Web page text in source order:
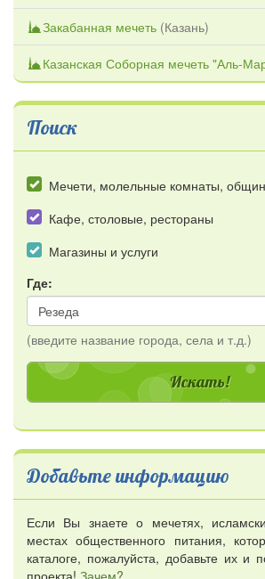
Закабанная мечеть (Казань)
Казанская Соборная мечеть "Аль-
Поиск
Мечети, молельные комнаты,
Кафе, столовые, рестораны
Магазины и услуги
Где:
(введите название города, села и т.д.)
Добавьте информацию
Если Вы знаете о мечетях,
местах общественного питания,
каталоге, пожалуйста, добавьте их и